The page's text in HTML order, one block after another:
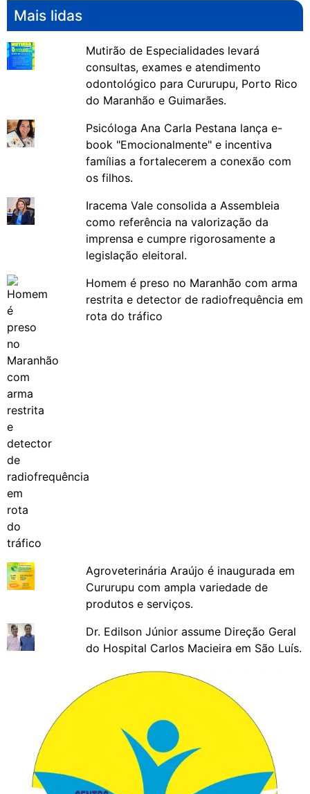
Mais lidas
Mutirão de Especialidades levará
consultas, exames e atendimento
odontológico para Cururupu, Porto Rico
do Maranhão e Guimarães.
Psicóloga Ana Carla Pestana lança e-
book "Emocionalmente" e incentiva
famílias a fortalecerem a conexão com
os filhos.
Iracema Vale consolida a Assembleia
como referência na valorização da
imprensa e cumpre rigorosamente a
legislação eleitoral.
Homem é preso no Maranhão com arma
restrita e detector de radiofrequência em
rota do tráfico
Agroveterinária Araújo é inaugurada em
Cururupu com ampla variedade de
produtos e serviços.
Dr. Edilson Júnior assume Direção Geral
do Hospital Carlos Macieira em São Luís.